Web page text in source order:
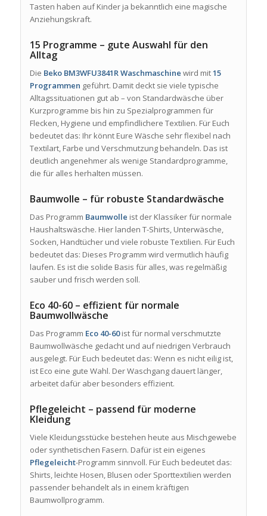
Tasten haben auf Kinder ja bekanntlich eine magische
Anziehungskraft.
15 Programme – gute Auswahl für den
Alltag
Die Beko BM3WFU3841R Waschmaschine wird mit15
Programmen geführt. Damit deckt sie viele typische
Alltagssituationen gut ab – von Standardwäsche über
Kurzprogramme bis hin zu Spezialprogrammen für
Flecken, Hygiene und empfindlichere Textilien. Für Euch
bedeutet das: Ihr könnt Eure Wäsche sehr flexibel nach
Textilart, Farbe und Verschmutzung behandeln. Das ist
deutlich angenehmer als wenige Standardprogramme,
die für alles herhalten müssen.
Baumwolle – für robuste Standardwäsche
Das Programm Baumwolle ist der Klassiker für normale
Haushaltswäsche. Hier landen T-Shirts, Unterwäsche,
Socken, Handtücher und viele robuste Textilien. Für Euch
bedeutet das: Dieses Programm wird vermutlich häufig
laufen. Es ist die solide Basis für alles, was regelmäßig
sauber und frisch werden soll.
Eco 40-60 – effizient für normale
Baumwollwäsche
Das Programm Eco 40-60ist für normal verschmutzte
Baumwollwäsche gedacht und auf niedrigen Verbrauch
ausgelegt. Für Euch bedeutet das: Wenn es nicht eilig ist,
ist Eco eine gute Wahl. Der Waschgang dauert länger,
arbeitet dafür aber besonders effizient.
Pflegeleicht – passend für moderne
Kleidung
Viele Kleidungsstücke bestehen heute aus Mischgewebe
oder synthetischen Fasern. Dafür ist ein eigenes
Pflegeleicht-Programm sinnvoll. Für Euch bedeutet das:
Shirts, leichte Hosen, Blusen oder Sporttextilien werden
passender behandelt als in einem kräftigen
Baumwollprogramm.